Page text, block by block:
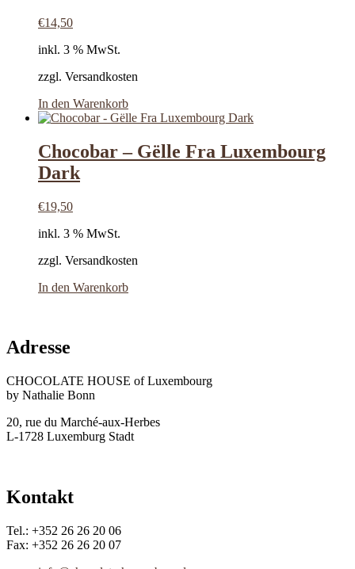
€14,50
inkl. 3 % MwSt.
zzgl. Versandkosten
In den Warenkorb
Chocobar – Gëlle Fra Luxembourg
Dark
€19,50
inkl. 3 % MwSt.
zzgl. Versandkosten
In den Warenkorb
Adresse
CHOCOLATE HOUSE of Luxembourg
by Nathalie Bonn
20, rue du Marché-aux-Herbes
L-1728 Luxemburg Stadt
Kontakt
Tel.: +352 26 26 20 06
Fax: +352 26 26 20 07